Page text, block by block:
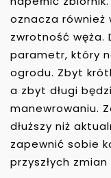
oznacza również
zwrotność węża.
parametr, który
ogrodu. Zbyt
a zbyt długi
manewrowaniu.
dłuższy niż
zapewnić sobie
przyszłych